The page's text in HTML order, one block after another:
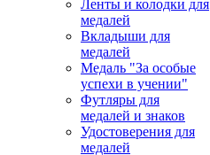
Ленты и колодки для
медалей
Вкладыши для
медалей
Медаль "За особые
успехи в учении"
Футляры для
медалей и знаков
Удостоверения для
медалей